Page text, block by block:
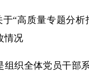
于“高质量专题分析
情况
组织全体党员干部